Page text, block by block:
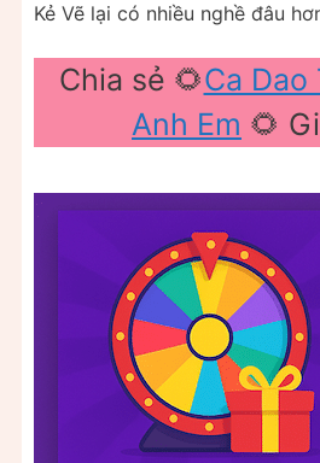
Kẻ Vẽ lại có nhiều nghề đâu
Chia sẻ 🌻Ca Dao
Anh Em 🌻